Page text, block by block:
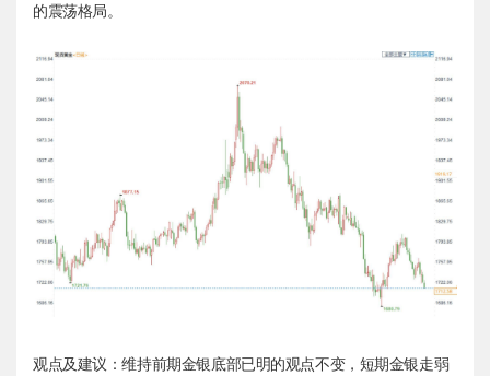
的震荡格局。
观点及建议：维持前期金银底部已明的观点不变，短期金银走弱